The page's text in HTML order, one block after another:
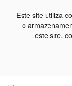
Este site utiliza
o
este site,